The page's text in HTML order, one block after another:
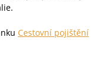
Cestovní pojištění